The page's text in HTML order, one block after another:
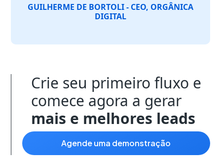
GUILHERME DE BORTOLI - CEO, ORGÂNICA
DIGITAL
Crie seu primeiro fluxo e
comece agora a gerar
mais e melhores leads
agende uma demonstração